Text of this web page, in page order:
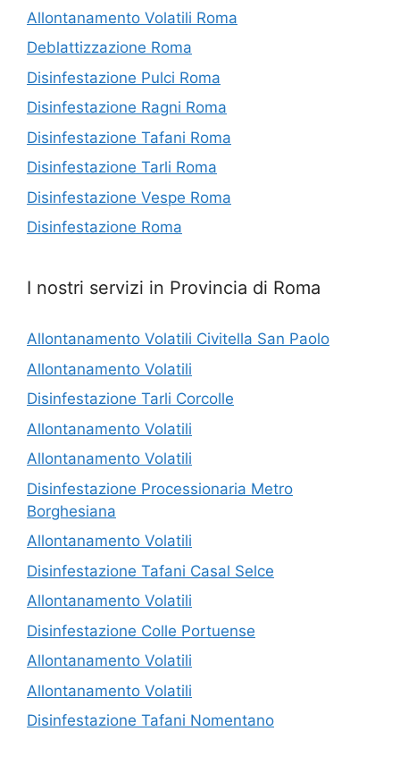
Allontanamento Volatili Roma
Deblattizzazione Roma
Disinfestazione Pulci Roma
Disinfestazione Ragni Roma
Disinfestazione Tafani Roma
Disinfestazione Tarli Roma
Disinfestazione Vespe Roma
Disinfestazione Roma
I nostri servizi in Provincia di Roma
Allontanamento Volatili Civitella San Paolo
Allontanamento Volatili
Disinfestazione Tarli Corcolle
Allontanamento Volatili
Allontanamento Volatili
Disinfestazione Processionaria Metro
Borghesiana
Allontanamento Volatili
Disinfestazione Tafani Casal Selce
Allontanamento Volatili
Disinfestazione Colle Portuense
Allontanamento Volatili
Allontanamento Volatili
Disinfestazione Tafani Nomentano